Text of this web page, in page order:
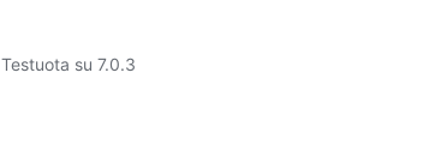
Testuota su 7.0.3